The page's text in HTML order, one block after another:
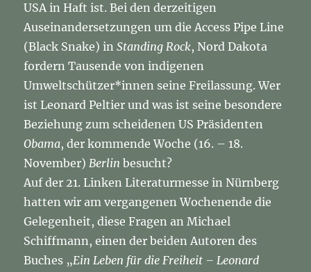
USA in Haft ist. Bei den derzeitigen
Auseinandersetzungen um die Access Pipe Line
(Black Snake) inStanding Rock, Nord Dakota
fordern Tausende von indigenen
Umweltschützer*innen seine Freilassung. Wer
ist Leonard Peltier und was ist seine besondere
Beziehung zum scheidenen US Präsidenten
Obama, der kommende Woche (16. – 18.
November)Berlin besucht?
Auf der 21. Linken Literaturmesse in Nürnberg
hatten wir am vergangenen Wochenende die
Gelegenheit, diese Fragen an Michael
Schiffmann, einen der beiden Autoren des
Buches „Ein Leben für die Freiheit – Leonard